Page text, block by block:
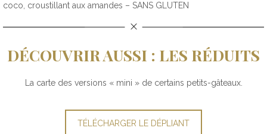
coco, croustillant aux amandes – SANS GLUTEN
DÉCOUVRIR AUSSI : LES RÉDUITS
La carte des versions « mini » de certains petits-gâteaux.
TÉLÉCHARGER LE DÉPLIANT